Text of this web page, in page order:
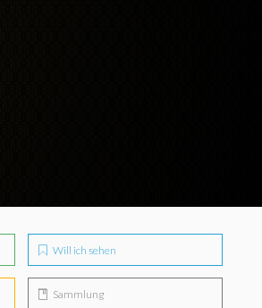
Will ich sehen
Sammlung